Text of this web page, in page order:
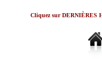
Cliquez sur DERNIÈRES